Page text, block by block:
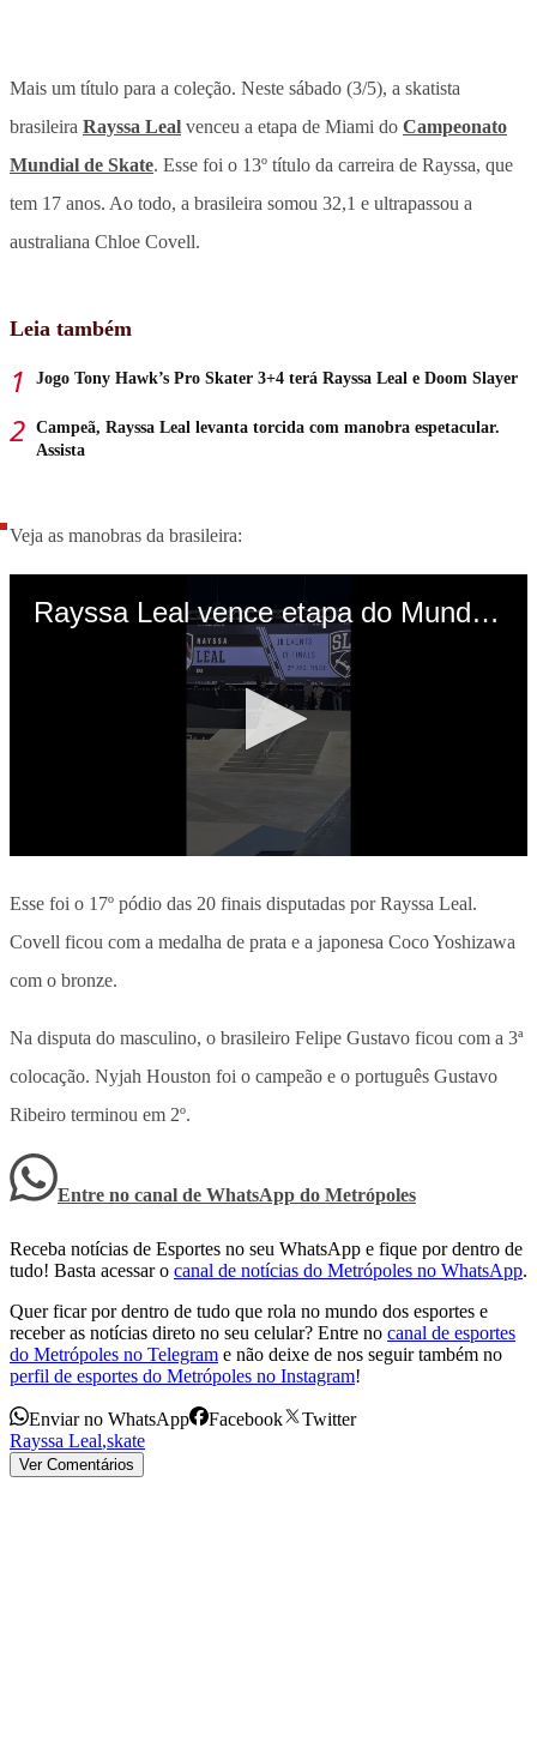
Mais um título para a coleção. Neste sábado (3/5), a skatista
brasileira Rayssa Leal venceu a etapa de Miami do Campeonato
Mundial de Skate. Esse foi o 13º título da carreira de Rayssa, que
tem 17 anos. Ao todo, a brasileira somou 32,1 e ultrapassou a
australiana Chloe Covell.
Leia também
Jogo Tony Hawk’s Pro Skater 3+4 terá Rayssa Leal e Doom Slayer
Campeã, Rayssa Leal levanta torcida com manobra espetacular.
Assista
Veja as manobras da brasileira:
Esse foi o 17º pódio das 20 finais disputadas por Rayssa Leal.
Covell ficou com a medalha de prata e a japonesa Coco Yoshizawa
com o bronze.
Na disputa do masculino, o brasileiro Felipe Gustavo ficou com a 3ª
colocação. Nyjah Houston foi o campeão e o português Gustavo
Ribeiro terminou em 2º.
Entre no canal de WhatsApp do Metrópoles
Receba notícias de Esportes no seu WhatsApp e fique por dentro de
tudo! Basta acessar o canal de notícias do Metrópoles no WhatsApp.
Quer ficar por dentro de tudo que rola no mundo dos esportes e
receber as notícias direto no seu celular? Entre no canal de esportes
do Metrópoles no Telegram e não deixe de nos seguir também no
perfil de esportes do Metrópoles no Instagram!
Enviar no WhatsApp Facebook
Twitter
Rayssa Leal,skate
Ver Comentários